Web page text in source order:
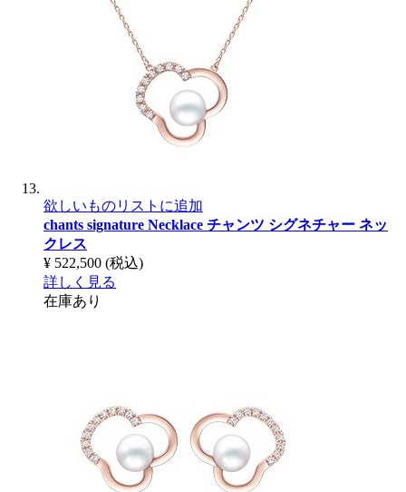
欲しいものリストに追加
chants signature Necklace チャンツ シグネチャー ネッ
クレス
¥ 522,500 (税込)
詳しく見る
在庫あり